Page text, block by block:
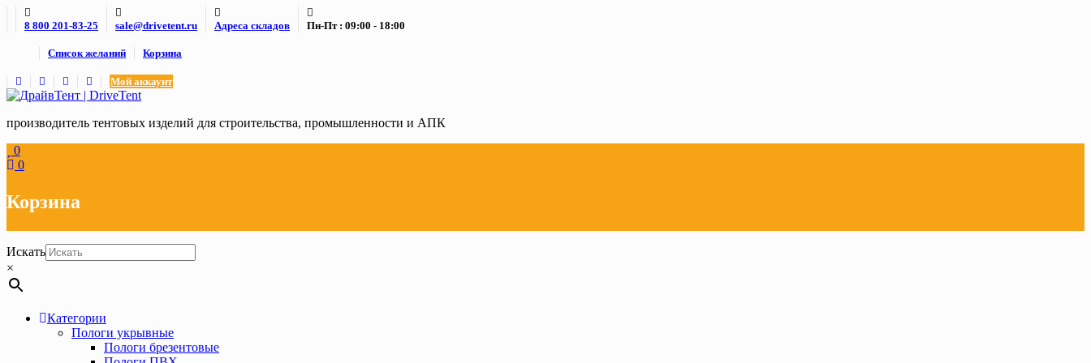
Skip
8 800 201-83-25 sale@drivetent.ru Адреса складов Пн-Пт : 09:00 - 18:00
Список желаний Корзина
Мой аккаунт
производитель тентовых изделий для строительства, промышленности и АПК
0
0
Корзина
Искать
×
Категории
Пологи укрывные
Пологи брезентовые